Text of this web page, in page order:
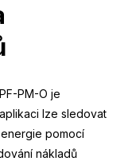
PM-O je
lze sledovat
pomocí
nákladů